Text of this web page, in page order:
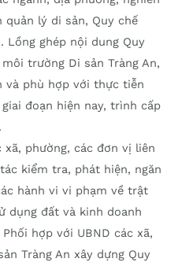
quản lý di sản, Quy chế
Lồng ghép nội dung Quy
trường Di sản Tràng An,
và phù hợp với thực tiễn
đoạn hiện nay, trình cấp
xã, phường, các đơn vị liên
kiểm tra, phát hiện, ngăn
hành vi vi phạm về trật
dụng đất và kinh doanh
hợp với UBND các xã,
Tràng An xây dựng Quy